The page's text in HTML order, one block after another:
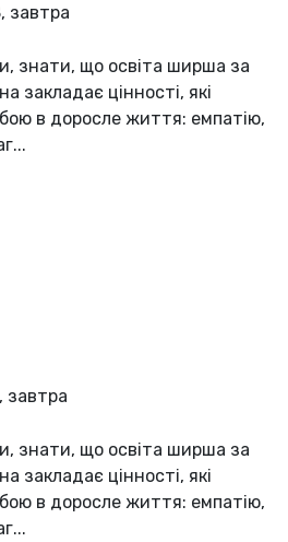
завтра
знати, що освіта ширша за
закладає цінності, які
в доросле життя: емпатію,
завтра
знати, що освіта ширша за
закладає цінності, які
в доросле життя: емпатію,